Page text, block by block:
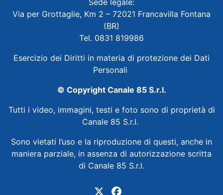
Via per Grottaglie, Km 2 – 72021 Francavilla Fontana
(BR)
Tel. 0831 819986
Esercizio dei Diritti in materia di protezione dei Dati
Personali
© Copyright Canale 85 S.r.l.
Tutti i video, immagini, testi e foto sono di proprietà di
Canale 85 S.r.l.
Sono vietati l’uso e la riproduzione di questi, anche in
maniera parziale, in assenza di autorizzazione scritta
di Canale 85 S.r.l.